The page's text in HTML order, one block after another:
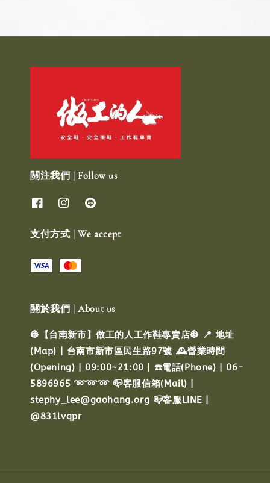
關注我們 | Follow us
支付方式 | We accept
關於我們 | About us
👷【台南新市】做工的人工作鞋專賣店👷 📍 地址
(Map) | 台南市新市區民生路97號 🕰️營業時間
(Opening) | 09:00~21:00 | ☎️電話(Phone) | 06-
5896965 ➿➿➿ 📪客服信箱(Mail) |
stephy_lee@gaohang.org 📪客服LINE |
@831lvqpr